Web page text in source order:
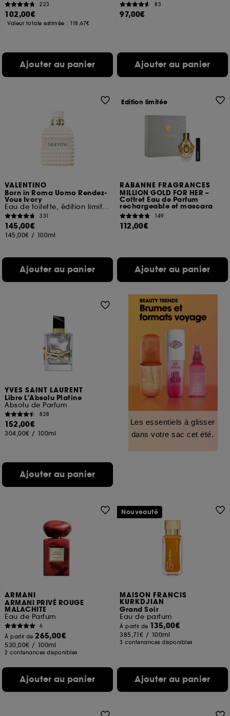
223
102,00€
Valeur totale estimée : 118,67€
Ajouter au panier
83
97,00€
Ajouter au panier
VALENTINO
Born in Roma Uomo Rendez-
Vous Ivory
Eau de toilette, édition limitée
331
145,00€
145,00€ / 100ml
Ajouter au panier
RABANNE FRAGRANCES
MILLION GOLD FOR HER –
Coffret Eau de Parfum
rechargeable et mascara
149
112,00€
Ajouter au panier
Edition limitée
YVES SAINT LAURENT
Libre L'Absolu Platine
Absolu de Parfum
828
152,00€
304,00€ / 100ml
Ajouter au panier
Les essentiels à glisser
dans votre sac cet été.
ARMANI
ARMANI PRIVÉ ROUGE
MALACHITE
Eau de Parfum
6
À partir de265,00€
530,00€ / 100ml
2 contenances disponibles
Ajouter au panier
MAISON FRANCIS
KURKDJIAN
Grand Soir
Eau de parfum
À partir de 135,00€
385,71€ / 100ml
3 contenances disponibles
Ajouter au panier
Nouveauté